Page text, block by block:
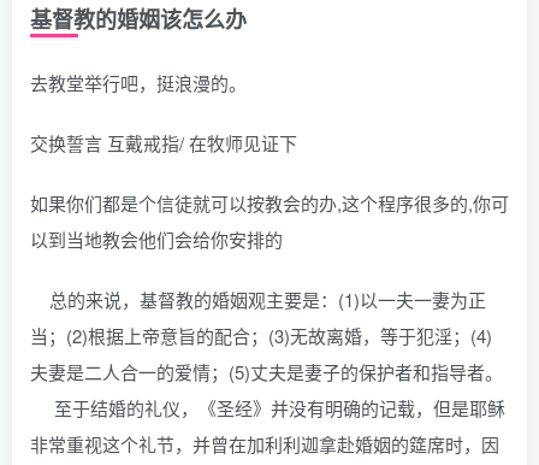
基督教的婚姻该怎么办
去教堂举行吧，挺浪漫的。
交换誓言 互戴戒指/ 在牧师见证下
如果你们都是个信徒就可以按教会的办,这个程序很多的,你可
以到当地教会他们会给你安排的
总的来说，基督教的婚姻观主要是：(1)以一夫一妻为正
当；(2)根据上帝意旨的配合；(3)无故离婚，等于犯淫；(4)
夫妻是二人合一的爱情；(5)丈夫是妻子的保护者和指导者。
至于结婚的礼仪，《圣经》并没有明确的记载，但是耶稣
非常重视这个礼节，并曾在加利利迦拿赴婚姻的筵席时，因